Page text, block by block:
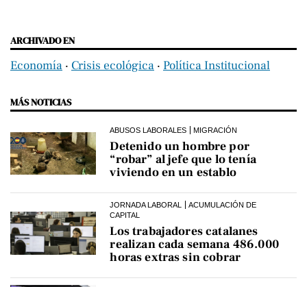
ARCHIVADO EN
Economía ‧ Crisis ecológica ‧ Política Institucional
MÁS NOTICIAS
ABUSOS LABORALES MIGRACIÓN
Detenido un hombre por
“robar” al jefe que lo tenía
viviendo en un establo
JORNADA LABORAL
ACUMULACIÓN DE
CAPITAL
Los trabajadores catalanes
realizan cada semana 486.000
horas extras sin cobrar